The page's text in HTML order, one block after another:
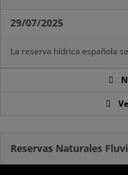
29/07/2025
La reserva hídrica española
Reservas Naturales